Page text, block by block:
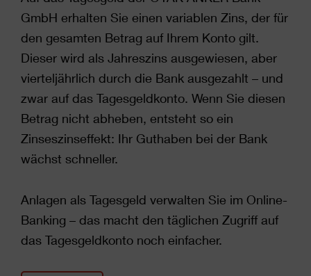
GmbH erhalten Sie einen variablen Zins, der für
den gesamten Betrag auf Ihrem Konto gilt.
Dieser wird als Jahreszins ausgewiesen, aber
vierteljährlich durch die Bank ausgezahlt – und
zwar auf das Tagesgeldkonto. Wenn Sie diesen
Betrag nicht abheben, entsteht so ein
Zinseszinseffekt: Ihr Guthaben bei der Bank
wächst schneller.
Anlagen als Tagesgeld verwalten Sie im Online-
Banking – das macht den täglichen Zugriff auf
das Tagesgeldkonto noch einfacher.